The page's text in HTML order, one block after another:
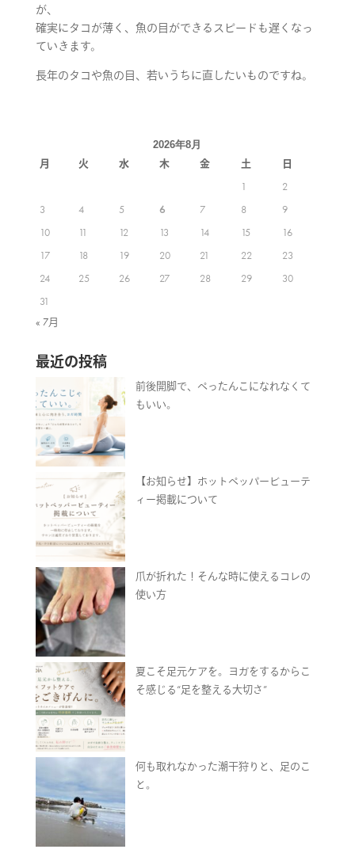
が、
確実にタコが薄く、魚の目ができるスピードも遅くなっ
ていきます。
長年のタコや魚の目、若いうちに直したいものですね。
2026年8月
月 火 水 木 金 土
日
1
2
3
4 5 6 7 8
9
10
11 12 13 14 15
16
17
18 19 20 21 22
23
24
25 26 27 28 29
30
31
« 7月
最近の投稿
前後開脚で、ぺったんこになれなくて
もいい。
【お知らせ】ホットペッパービューテ
ィー掲載について
爪が折れた！そんな時に使えるコレの
使い方
夏こそ足元ケアを。ヨガをするからこ
そ感じる“足を整える大切さ”
何も取れなかった潮干狩りと、足のこ
と。